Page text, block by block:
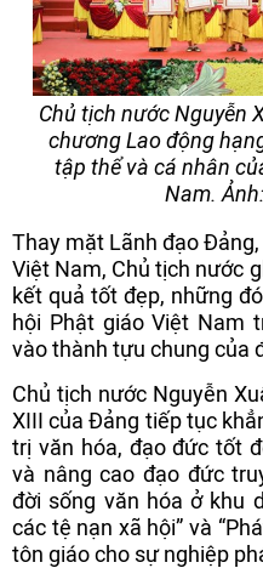
Chủ tịch nước Nguyễn
chương Lao động
tập thể và cá nhân
Nam.
Thay mặt Lãnh đạo
Việt Nam, Chủ tịch nước
kết quả tốt đẹp, những
hội Phật giáo Việt Nam
vào thành tựu chung của
Chủ tịch nước Nguyễn
XIII của Đảng tiếp tục
trị văn hóa, đạo đức tốt
và nâng cao đạo đức
đời sống văn hóa ở khu
các tệ nạn xã hội” và
tôn giáo cho sự nghiệp